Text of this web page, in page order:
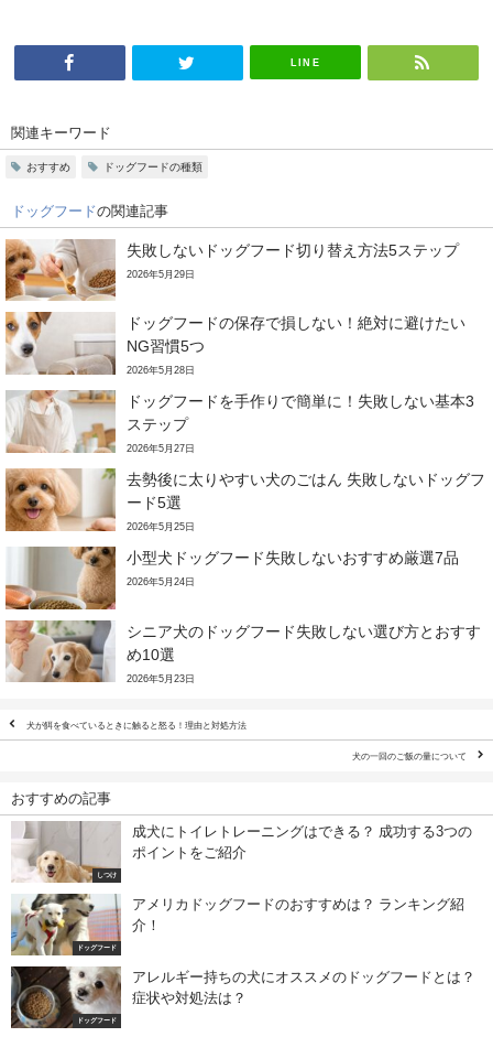
LINE
関連キーワード
おすすめ ドッグフードの種類
ドッグフードの関連記事
失敗しないドッグフード切り替え方法5ステップ
2026年5月29日
ドッグフードの保存で損しない！絶対に避けたい
NG習慣5つ
2026年5月28日
ドッグフードを手作りで簡単に！失敗しない基本3
ステップ
2026年5月27日
去勢後に太りやすい犬のごはん 失敗しないドッグフ
ード5選
2026年5月25日
小型犬ドッグフード失敗しないおすすめ厳選7品
2026年5月24日
シニア犬のドッグフード失敗しない選び方とおすす
め10選
2026年5月23日
犬が餌を食べているときに触ると怒る！理由と対処方法
犬の一回のご飯の量について
おすすめの記事
しつけ
成犬にトイレトレーニングはできる？ 成功する3つの
ポイントをご紹介
ドッグフード
アメリカドッグフードのおすすめは？ ランキング紹
介！
ドッグフード
アレルギー持ちの犬にオススメのドッグフードとは？
症状や対処法は？